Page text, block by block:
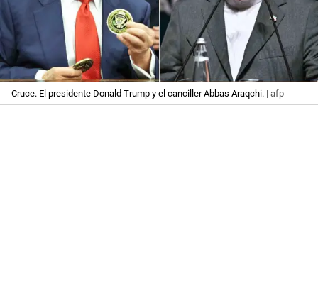
Cruce. El presidente Donald Trump y el canciller Abbas Araqchi. | afp